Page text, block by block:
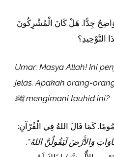
جِدًّا. هَلْ كَانَ الْمُشْرِكُونَ
التَّوْحِيدِ؟
Umar: Masya Allah! Ini
jelas. Apakah orang-
ﷺ mengimani tauhid ini?
كَمَا قَالَ اللهُ فِي الْقُرْآنِ:
وَالأَرْضَ لَيَقُولُنَّ اللهُ”.